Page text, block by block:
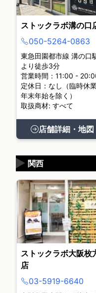
ストックラボ溝の口
050-5264-0863
東急田園都市線 溝の口
より徒歩3分
営業時間：11:00 -
定休日：なし（臨時休
年末年始を除く）
取扱商材: すべて
店舗詳細・地図
関西
▶
ストックラボ大阪枚
店
03-5919-6640